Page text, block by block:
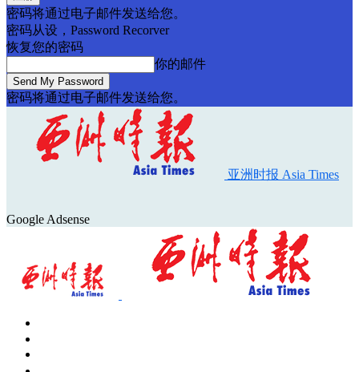
密码将通过电子邮件发送给您。
密码从设，Password Recorver
恢复您的密码
你的邮件
密码将通过电子邮件发送给您。
亚洲时报 Asia Times
Google Adsense